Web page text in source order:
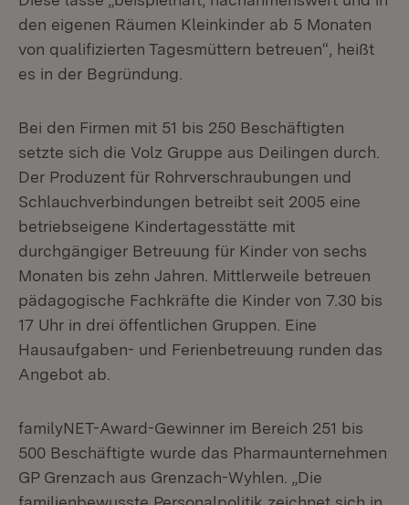
den eigenen Räumen Kleinkinder ab 5 Monaten
von qualifizierten Tagesmüttern betreuen“, heißt
es in der Begründung.
Bei den Firmen mit 51 bis 250 Beschäftigten
setzte sich die Volz Gruppe aus Deilingen durch.
Der Produzent für Rohrverschraubungen und
Schlauchverbindungen betreibt seit 2005 eine
betriebseigene Kindertagesstätte mit
durchgängiger Betreuung für Kinder von sechs
Monaten bis zehn Jahren. Mittlerweile betreuen
pädagogische Fachkräfte die Kinder von 7.30 bis
17 Uhr in drei öffentlichen Gruppen. Eine
Hausaufgaben- und Ferienbetreuung runden das
Angebot ab.
familyNET-Award-Gewinner im Bereich 251 bis
500 Beschäftigte wurde das Pharmaunternehmen
GP Grenzach aus Grenzach-Wyhlen. „Die